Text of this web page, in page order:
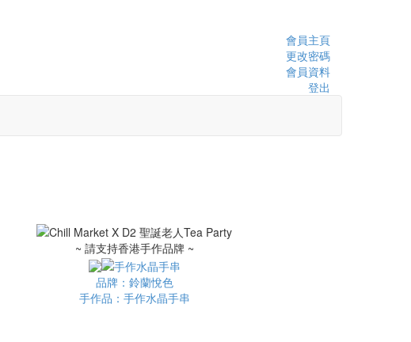
會員主頁
更改密碼
會員資料
登出
~ 請支持香港手作品牌 ~
品牌：鈴蘭悅色
手作品：手作水晶手串